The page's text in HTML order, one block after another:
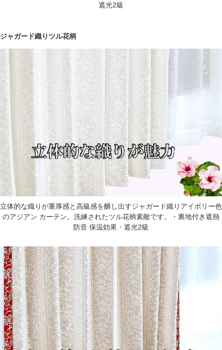
遮光2級
ジャガード織りツル花柄
立体的な織りが重厚感と高級感を醸し出すジャガード織りアイボリー色
のアジアン カーテン。洗練されたツル花柄素敵です。・裏地付き遮熱
防音 保温効果・遮光2級